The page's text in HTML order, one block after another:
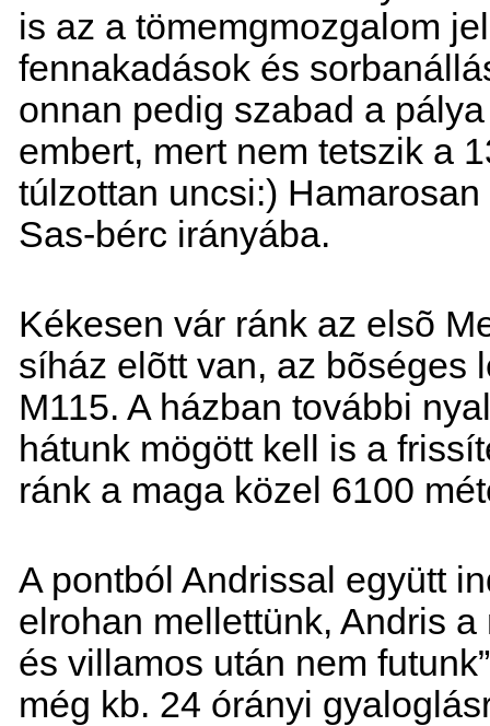
is az a tömemgmozgalom
fennakadások és
onnan pedig szabad a
embert, mert nem tetszik a
túlzottan uncsi:)
Sas-bérc irányába.
Kékesen vár ránk az elsõ
síház elõtt van, az bõséges
M115. A házban további
hátunk mögött kell is a
ránk a maga közel 6100
A pontból Andrissal együtt
elrohan mellettünk, Andris
és villamos után nem
még kb. 24 órányi